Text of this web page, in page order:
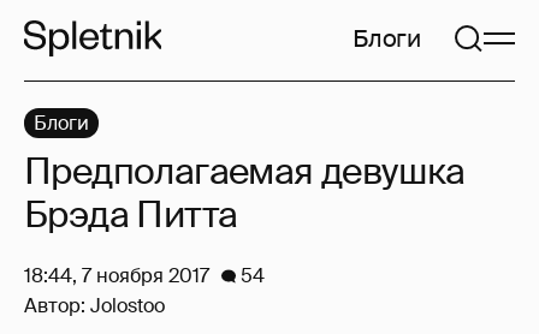
Блоги
Блоги
Предполагаемая девушка
Брэда Питта
18:44, 7 ноября 2017
54
Автор: Jolostoo